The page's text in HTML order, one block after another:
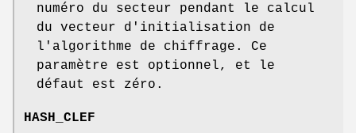
numéro du secteur pendant le calcul
du vecteur d'initialisation de
l'algorithme de chiffrage. Ce
paramètre est optionnel, et le
défaut est zéro.
HASH_CLEF